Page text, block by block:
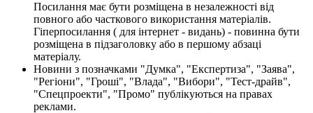
Посилання має бути розміщена в незалежності від
повного або часткового використання матеріалів.
Гіперпосилання ( для інтернет - видань) - повинна бути
розміщена в підзаголовку або в першому абзаці
матеріалу.
Новини з позначками "Думка", "Експертиза", "Заява",
"Регіони", "Гроші", "Влада", "Вибори", "Тест-драйв",
"Спецпроекти", "Промо" публікуються на правах
реклами.